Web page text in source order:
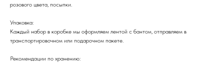
розового цвета, посыпки.
Упаковка:
Каждый набор в коробке мы оформляем лентой с бантом, отправляем в
транспортировочном или подарочном пакете.
Рекомендации по хранению: